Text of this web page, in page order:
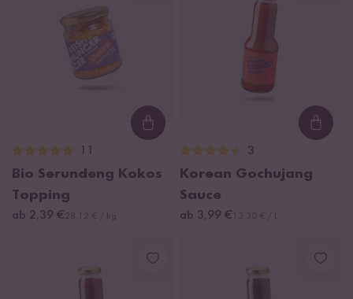
Loading...
Bio Serundeng Kokos
Topping
ab 2,39 €
3
Korean Gochujang
Sauce
ab 3,99 €